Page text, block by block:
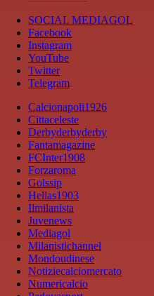
SOCIAL MEDIAGOL
Facebook
Instagram
YouTube
Twitter
Telegram
Calcionapoli1926
Cittaceleste
Derbyderbyderby
Fantamagazine
FCInter1908
Forzaroma
Golssip
Hellas1903
Ilmilanista
Juvenews
Mediagol
Milanistichannel
Mondoudinese
Notiziecalciomercato
Numericalcio